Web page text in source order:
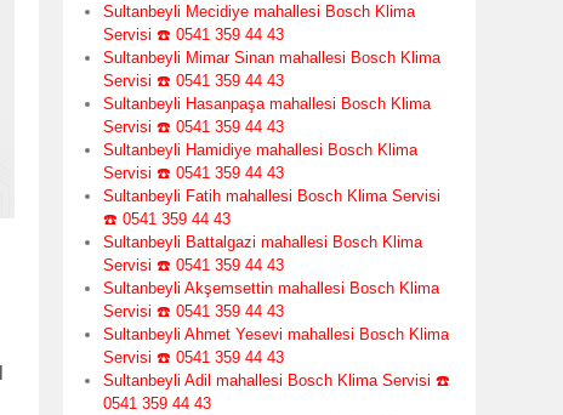
Sultanbeyli Mecidiye mahallesi Bosch Klima
Servisi ☎️ 0541 359 44 43
Sultanbeyli Mimar Sinan mahallesi Bosch Klima
Servisi ☎️ 0541 359 44 43
Sultanbeyli Hasanpaşa mahallesi Bosch Klima
Servisi ☎️ 0541 359 44 43
Sultanbeyli Hamidiye mahallesi Bosch Klima
Servisi ☎️ 0541 359 44 43
Sultanbeyli Fatih mahallesi Bosch Klima Servisi
☎️ 0541 359 44 43
Sultanbeyli Battalgazi mahallesi Bosch Klima
Servisi ☎️ 0541 359 44 43
Sultanbeyli Akşemsettin mahallesi Bosch Klima
Servisi ☎️ 0541 359 44 43
Sultanbeyli Ahmet Yesevi mahallesi Bosch Klima
Servisi ☎️ 0541 359 44 43
Sultanbeyli Adil mahallesi Bosch Klima Servisi ☎️
0541 359 44 43